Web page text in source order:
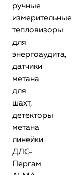
ручные
измерительные
тепловизоры
для
энергоаудита,
датчики
метана
для
шахт,
детекторы
метана
линейки
ДЛС-
Пергам